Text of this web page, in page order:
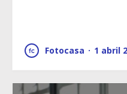
Fotocasa · 1 abril